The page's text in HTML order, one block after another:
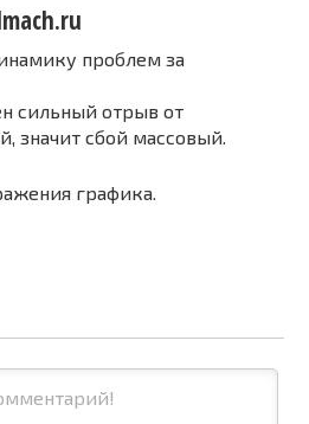
проблем за
сильный отрыв от
значит сбой массовый.
графика.